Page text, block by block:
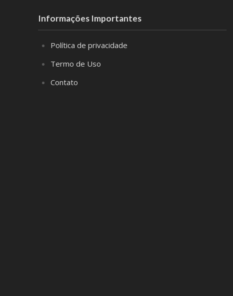
Informações Importantes
Política de privacidade
Termo de Uso
Contato